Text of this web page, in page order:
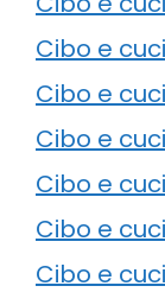
Cibo e
Cibo e
Cibo e
Cibo e
Cibo e
Cibo e